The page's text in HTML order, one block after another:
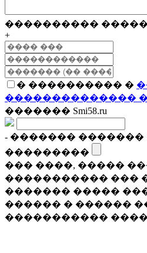
����������
+
� ���������� �
��������������
������� Smi58.ru
- �������
���������
��� ����, �����
����������� ���
������� �����
������ � ������
�����������